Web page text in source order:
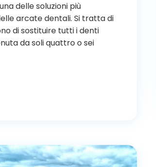
delle soluzioni più
arcate dentali. Si tratta di
di sostituire tutti i denti
da soli quattro o sei